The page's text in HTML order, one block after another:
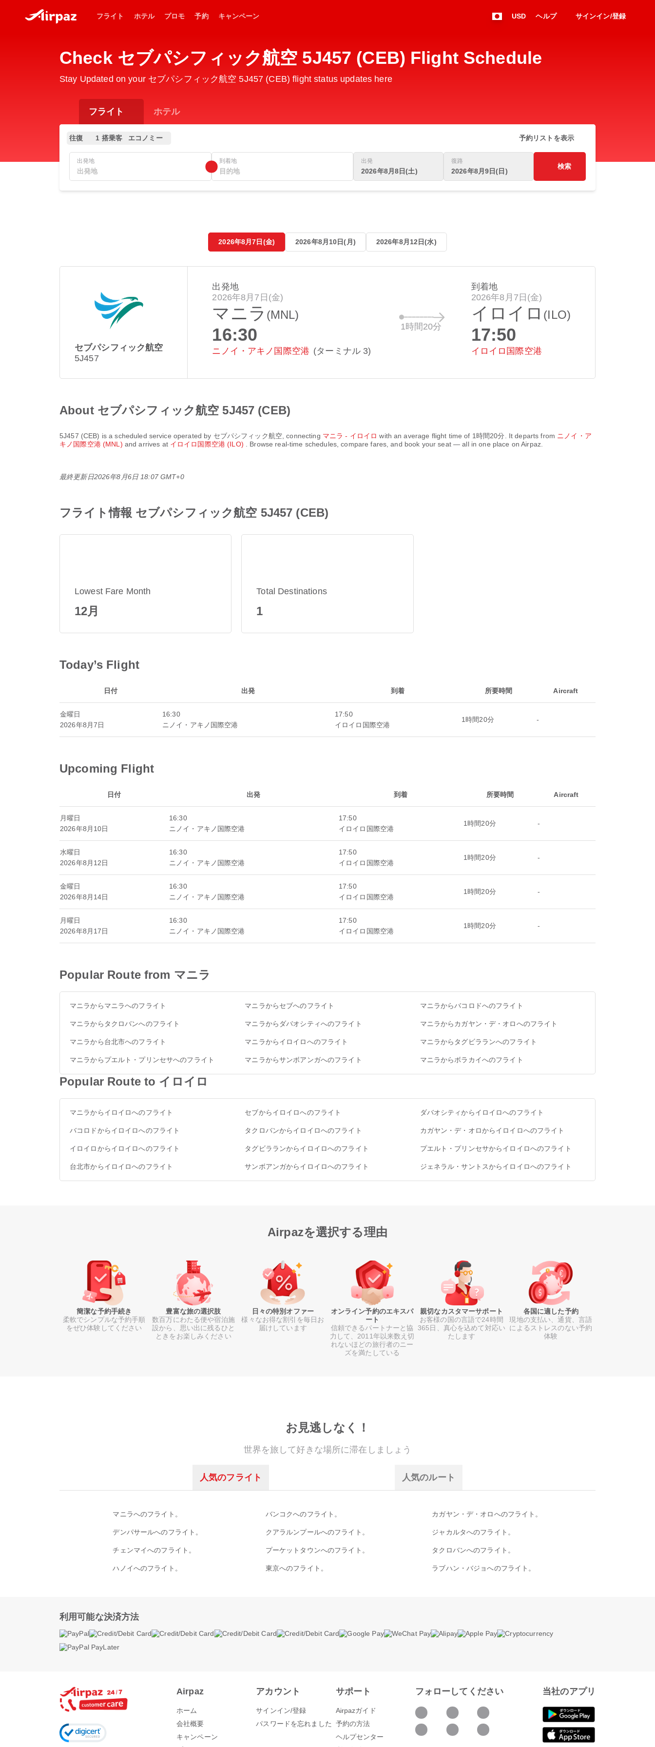
フライト ホテル プロモ 予約 キャンペーン USD ヘルプ サインイン/登録
Check セブパシフィック航空 5J457 (CEB) Flight Schedule
Stay Updated on your セブパシフィック航空 5J457 (CEB) flight status updates here
フライト ホテル
往復 1 搭乗客 エコノミー 予約リストを表示
出発地 到着地 出発
2026年8月8日(土)
復路
2026年8月9日(日)
検索
2026年8月7日(金) 2026年8月10日(月) 2026年8月12日(水)
セブパシフィック航空
5J457
出発地
2026年8月7日(金)
マニラ (MNL)
16:30
ニノイ・アキノ国際空港 (ターミナル 3)
1時間20分
到着地
2026年8月7日(金)
イロイロ (ILO)
17:50
イロイロ国際空港
About セブパシフィック航空 5J457 (CEB)
5J457 (CEB) is a scheduled service operated by セブパシフィック航空 , connecting マニラ - イロイロ with an average flight time of 1時間20分 . It departs from ニノイ・ア
キノ国際空港 (MNL) and arrives at イロイロ国際空港 (ILO) . Browse real-time schedules, compare fares, and book your seat — all in one place on Airpaz.
最終更新日2026年8月6日 18:07 GMT+0
フライト情報 セブパシフィック航空 5J457 (CEB)
Lowest Fare Month
12月
Total Destinations
1
Today’s Flight
日付 出発 到着 所要時間 Aircraft
金曜日
2026年8月7日
16:30
ニノイ・アキノ国際空港
17:50
イロイロ国際空港
1時間20分 -
Upcoming Flight
日付 出発 到着 所要時間 Aircraft
月曜日
2026年8月10日
16:30
ニノイ・アキノ国際空港
17:50
イロイロ国際空港
1時間20分 -
水曜日
2026年8月12日
16:30
ニノイ・アキノ国際空港
17:50
イロイロ国際空港
1時間20分 -
金曜日
2026年8月14日
16:30
ニノイ・アキノ国際空港
17:50
イロイロ国際空港
1時間20分 -
月曜日
2026年8月17日
16:30
ニノイ・アキノ国際空港
17:50
イロイロ国際空港
1時間20分 -
Popular Route from マニラ
マニラからマニラへのフライト マニラからセブへのフライト マニラからバコロドへのフライト
マニラからタクロバンへのフライト マニラからダバオシティへのフライト マニラからカガヤン・デ・オロへのフライト
マニラから台北市へのフライト マニラからイロイロへのフライト マニラからタグビラランへのフライト
マニラからプエルト・プリンセサへのフライト マニラからサンボアンガへのフライト マニラからボラカイへのフライト
Popular Route to イロイロ
マニラからイロイロへのフライト セブからイロイロへのフライト ダバオシティからイロイロへのフライト
バコロドからイロイロへのフライト タクロバンからイロイロへのフライト カガヤン・デ・オロからイロイロへのフライト
イロイロからイロイロへのフライト タグビラランからイロイロへのフライト プエルト・プリンセサからイロイロへのフライト
台北市からイロイロへのフライト サンボアンガからイロイロへのフライト ジェネラル・サントスからイロイロへのフライト
Airpazを選択する理由
簡潔な予約手続き
柔軟でシンプルな予約手順
をぜひ体験してください
豊富な旅の選択肢
数百万にわたる便や宿泊施
設から、思い出に残るひと
ときをお楽しみください
日々の特別オファー
様々なお得な割引を毎日お
届けしています
オンライン予約のエキスパ
ート
信頼できるパートナーと協
力して、2011年以来数え切
れないほどの旅行者のニー
ズを満たしている
親切なカスタマーサポート
お客様の国の言語で24時間
365日、真心を込めて対応い
たします
各国に適した予約
現地の支払い、通貨、言語
によるストレスのない予約
体験
お見逃しなく！
世界を旅して好きな場所に滞在しましょう
人気のフライト 人気のルート
マニラへのフライト。 バンコクへのフライト。 カガヤン・デ・オロへのフライト。
デンパサールへのフライト。 クアラルンプールへのフライト。 ジャカルタへのフライト。
チェンマイへのフライト。 プーケットタウンへのフライト。 タクロバンへのフライト。
ハノイへのフライト。 東京へのフライト。 ラブハン・バジョへのフライト。
利用可能な決済方法
Airpaz
ホーム
会社概要
キャンペーン
アカウント
サインイン/登録
パスワードを忘れました
サポート
Airpazガイド
予約の方法
ヘルプセンター
フォローしてください 当社のアプリ